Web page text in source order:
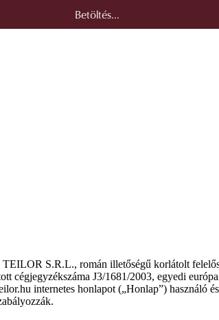
Betöltés...
S.R.L., román illetőségű korlátolt
cégjegyzékszáma J3/1681/2003, egyedi
internetes honlapot („Honlap”) használó